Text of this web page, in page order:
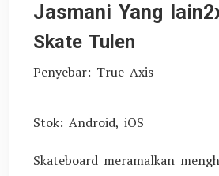
Jasmani Yang
Skate Tulen
Penyebar: True Axis
Stok: Android, iOS
Skateboard meramalkan